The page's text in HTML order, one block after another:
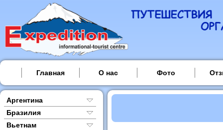
Главная О нас Фото
Аргентина
Бразилия
Вьетнам